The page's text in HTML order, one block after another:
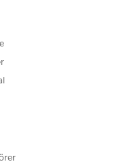
eller
ARTIKEL DITT PROBLEM?
för oss vad vi kan förbättra!